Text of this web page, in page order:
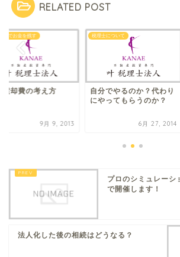
RELATED POST
理でお金を残す
償却費の考え方
9月 9, 2013
税理士について
自分でやるのか？代わり
にやってもらうのか？
6月 27, 2014
プロのシミュレーシ
で開催します！
法人化した後の相続はどうなる？